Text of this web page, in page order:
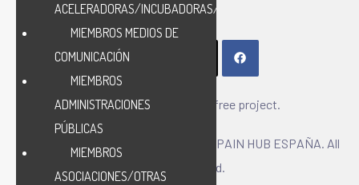
CIBER-SHUBE – A paper free project.
Copyright © 2025 CIBERSECURITY SPAIN HUB ESPAÑA. All
Rights Reserved.
ACELERADORAS/INCUBADORAS/HUB
MIEMBROS MEDIOS DE
COMUNICACIÓN
MIEMBROS
ADMINISTRACIONES
PÚBLICAS
MIEMBROS
ASOCIACIONES/OTRAS